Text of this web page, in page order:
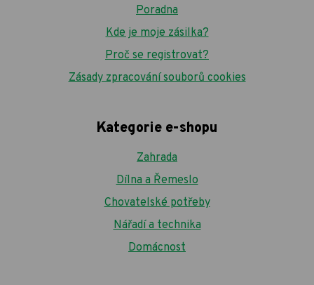
Poradna
Kde je moje zásilka?
Proč se registrovat?
Zásady zpracování souborů cookies
Kategorie e-shopu
Zahrada
Dílna a Řemeslo
Chovatelské potřeby
Nářadí a technika
Domácnost